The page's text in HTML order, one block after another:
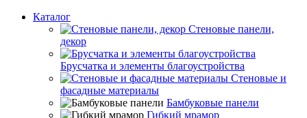
Каталог
Стеновые панели,
декор
Брусчатка и элементы благоустройства
Стеновые и
фасадные материалы
Бамбуковые панели
Гибкий мрамор